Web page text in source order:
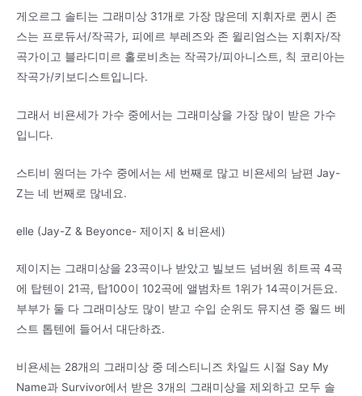
게오르그 솔티는 그래미상 31개로 가장 많은데 지휘자로 퀸시 존
스는 프로듀서/작곡가, 피에르 부레즈와 존 윌리엄스는 지휘자/작
곡가이고 블라디미르 홀로비츠는 작곡가/피아니스트, 칙 코리아는
작곡가/키보디스트입니다.
그래서 비욘세가 가수 중에서는 그래미상을 가장 많이 받은 가수
입니다.
스티비 원더는 가수 중에서는 세 번째로 많고 비욘세의 남편 Jay-
Z는 네 번째로 많네요.
elle (Jay-Z & Beyonce- 제이지 & 비욘세)
제이지는 그래미상을 23곡이나 받았고 빌보드 넘버원 히트곡 4곡
에 탑텐이 21곡, 탑100이 102곡에 앨범차트 1위가 14곡이거든요.
부부가 둘 다 그래미상도 많이 받고 수입 순위도 뮤지션 중 월드 베
스트 톱텐에 들어서 대단하죠.
비욘세는 28개의 그래미상 중 데스티니즈 차일드 시절 Say My
Name과 Survivor에서 받은 3개의 그래미상을 제외하고 모두 솔